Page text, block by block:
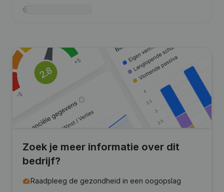
Zoek je meer informatie over dit
bedrijf?
Raadpleeg de gezondheid in een oogopslag